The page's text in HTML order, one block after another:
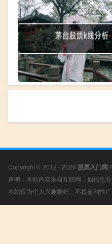
Copyright © 2012 - 2026 股票入门网
声明：本站内容来自互联网，如信息
本站仅为个人兴趣爱好，不接盈利性